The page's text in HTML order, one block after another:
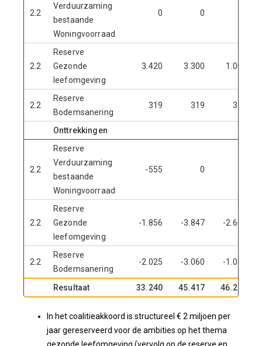
2.2
Verduurzaming
bestaande
Woningvoorraad
0 0
2.2
Reserve
Gezonde
leefomgeving
3.420 3.300 1.000
2.2
Reserve
Bodemsanering
319 319 319
Onttrekkingen
2.2
Reserve
Verduurzaming
bestaande
Woningvoorraad
-555 0
2.2
Reserve
Gezonde
leefomgeving
-1.856 -3.847 -2.667
2.2
Reserve
Bodemsanering
-2.025 -3.060 -1.039
Resultaat 33.240 45.417 46.200
In het coalitieakkoord is structureel € 2 miljoen per
jaar gereserveerd voor de ambities op het thema
gezonde leefomgeving (vervolg op de reserve en